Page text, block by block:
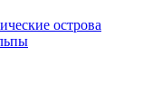
острова